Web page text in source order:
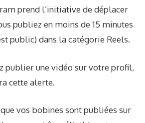
prend l’initiative de déplacer
publiez en moins de 15 minutes
public) dans la catégorie Reels.
publier une vidéo sur votre profil,
cette alerte.
vos bobines sont publiées sur